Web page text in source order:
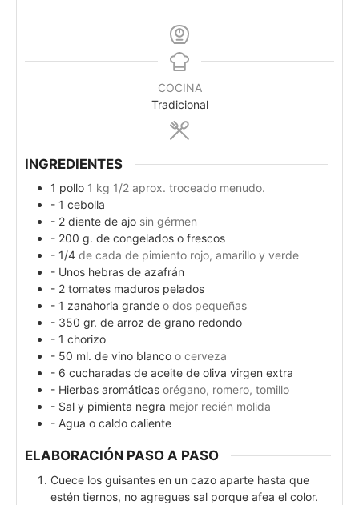
COCINA
Tradicional
INGREDIENTES
1 pollo 1 kg 1/2 aprox. troceado menudo.
- 1 cebolla
- 2 diente de ajo sin gérmen
- 200 g. de congelados o frescos
- 1/4 de cada de pimiento rojo, amarillo y verde
- Unos hebras de azafrán
- 2 tomates maduros pelados
- 1 zanahoria grande o dos pequeñas
- 350 gr. de arroz de grano redondo
- 1 chorizo
- 50 ml. de vino blanco o cerveza
- 6 cucharadas de aceite de oliva virgen extra
- Hierbas aromáticas orégano, romero, tomillo
- Sal y pimienta negra mejor recién molida
- Agua o caldo caliente
ELABORACIÓN PASO A PASO
Cuece los guisantes en un cazo aparte hasta que
estén tiernos, no agregues sal porque afea el color.